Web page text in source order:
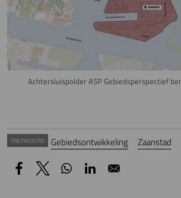
Achtersluispolder ASP Gebiedsperspectief
TREFWOORD Gebiedsontwikkeling Zaanstad